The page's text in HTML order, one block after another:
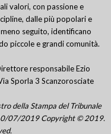
valori, con passione e
dalle più popolari e
seguito, identificano
piccole e grandi comunità.
responsabile Ezio
Sporla 3 Scanzorosciate
della Stampa del Tribunale
07/2019 Copyright © 2019.